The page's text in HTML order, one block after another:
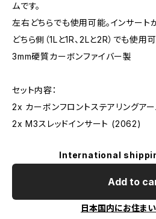
ムです。
左右どちらでも使用可能。インサート
どちら側（1Lと1R、2Lと2R）でも使用可
3mm硬質カーボンファイバー製
セット内容：
2x カーボンフロントステアリングア
2x M3スレッドインサート (2062)
International
Add to
日本国内にお住ま